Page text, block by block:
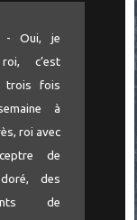
- Oui, je
c’est
trois fois
à
roi avec
de
des
de